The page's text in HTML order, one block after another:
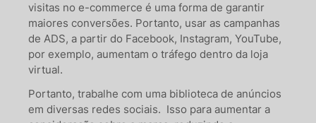
visitas no e-commerce é uma forma de garantir
maiores conversões. Portanto, usar as campanhas
de ADS, a partir do Facebook, Instagram, YouTube,
por exemplo, aumentam o tráfego dentro da loja
virtual.
Portanto, trabalhe com uma biblioteca de anúncios
em diversas redes sociais. Isso para aumentar a